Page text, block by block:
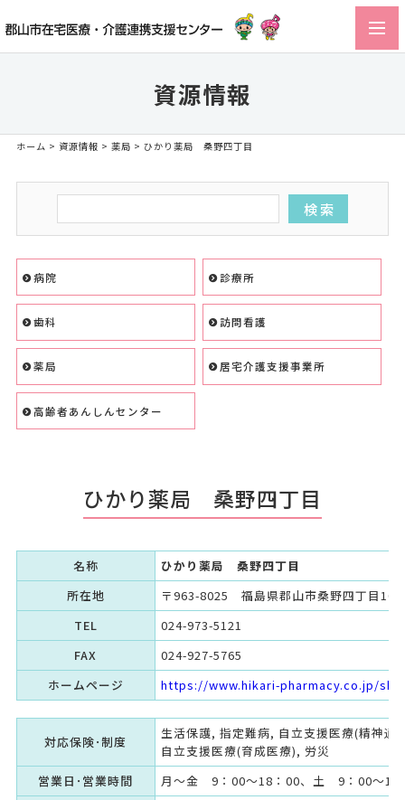
資源情報
ホーム > 資源情報 > 薬局 > ひかり薬局 桑野四丁目
病院 診療所
歯科 訪問看護
薬局 居宅介護支援事業所
高齢者あんしんセンター
ひかり薬局 桑野四丁目
名称
ひかり薬局 桑野四丁目
所在地
〒963-8025 福島県郡山市桑野四丁目10-
TEL
024-973-5121
FAX
024-927-5765
ホームページ
https://www.hikari-pharmacy.co.jp/
対応保険･制度
生活保護, 指定難病, 自立支援医療(精神通
自立支援医療(育成医療), 労災
営業日･営業時間
月～金 9：00～18：00、土 9：00～16